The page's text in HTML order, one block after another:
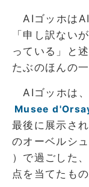
AIゴッホはAI
「申し訳ない
っている」と
たぶのほんの
AIゴッホは、
Musee
最後に展示さ
のオーベルシ
）で過ごした
点を当てたも